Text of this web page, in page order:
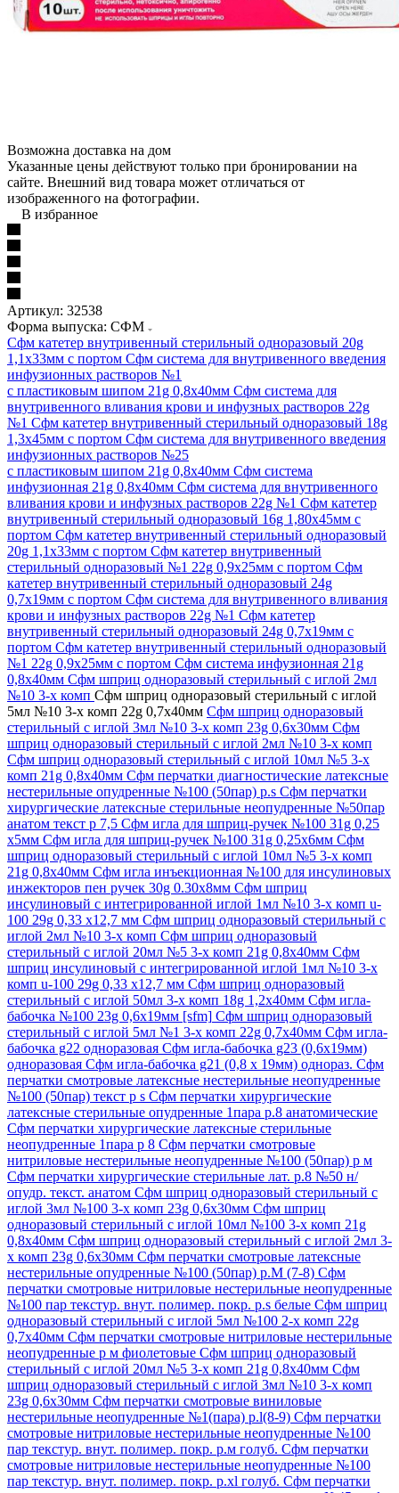
Возможна доставка на дом
Указанные цены действуют только при бронировании на
сайте. Внешний вид товара может отличаться от
изображенного на фотографии.
В избранное
Артикул: 32538
Форма выпуска: СФМ
Сфм катетер внутривенный стерильный одноразовый 20g
1,1х33мм с портом Сфм система для внутривенного введения
инфузионных растворов №1
с пластиковым шипом 21g 0,8х40мм Сфм система для
внутривенного вливания крови и инфузных растворов 22g
№1 Сфм катетер внутривенный стерильный одноразовый 18g
1,3х45мм с портом Сфм система для внутривенного введения
инфузионных растворов №25
с пластиковым шипом 21g 0,8х40мм Сфм система
инфузионная 21g 0,8х40мм Сфм система для внутривенного
вливания крови и инфузных растворов 22g №1 Сфм катетер
внутривенный стерильный одноразовый 16g 1,80х45мм с
портом Сфм катетер внутривенный стерильный одноразовый
20g 1,1х33мм с портом Сфм катетер внутривенный
стерильный одноразовый №1 22g 0,9х25мм с портом Сфм
катетер внутривенный стерильный одноразовый 24g
0,7х19мм с портом Сфм система для внутривенного вливания
крови и инфузных растворов 22g №1 Сфм катетер
внутривенный стерильный одноразовый 24g 0,7х19мм с
портом Сфм катетер внутривенный стерильный одноразовый
№1 22g 0,9х25мм с портом Сфм система инфузионная 21g
0,8х40мм Сфм шприц одноразовый стерильный с иглой 2мл
№10 3-х комп Сфм шприц одноразовый стерильный с иглой
5мл №10 3-х комп 22g 0,7х40мм Сфм шприц одноразовый
стерильный с иглой 3мл №10 3-х комп 23g 0,6х30мм Сфм
шприц одноразовый стерильный с иглой 2мл №10 3-х комп
Сфм шприц одноразовый стерильный с иглой 10мл №5 3-х
комп 21g 0,8х40мм Сфм перчатки диагностические латексные
нестерильные опудренные №100 (50пар) р.s Сфм перчатки
хирургические латексные стерильные неопудренные №50пар
анатом текст р 7,5 Сфм игла для шприц-ручек №100 31g 0,25
х5мм Сфм игла для шприц-ручек №100 31g 0,25х6мм Сфм
шприц одноразовый стерильный с иглой 10мл №5 3-х комп
21g 0,8х40мм Сфм игла инъекционная №100 для инсулиновых
инжекторов пен ручек 30g 0.30х8мм Сфм шприц
инсулиновый с интегрированной иглой 1мл №10 3-х комп u-
100 29g 0,33 х12,7 мм Сфм шприц одноразовый стерильный с
иглой 2мл №10 3-х комп Сфм шприц одноразовый
стерильный с иглой 20мл №5 3-х комп 21g 0,8х40мм Сфм
шприц инсулиновый с интегрированной иглой 1мл №10 3-х
комп u-100 29g 0,33 х12,7 мм Сфм шприц одноразовый
стерильный с иглой 50мл 3-х комп 18g 1,2х40мм Сфм игла-
бабочка №100 23g 0,6х19мм [sfm] Сфм шприц одноразовый
стерильный с иглой 5мл №1 3-х комп 22g 0,7х40мм Сфм игла-
бабочка g22 одноразовая Сфм игла-бабочка g23 (0,6х19мм)
одноразовая Сфм игла-бабочка g21 (0,8 х 19мм) однораз. Сфм
перчатки смотровые латексные нестерильные неопудренные
№100 (50пар) текст р s Сфм перчатки хирургические
латексные стерильные опудренные 1пара р.8 анатомические
Сфм перчатки хирургические латексные стерильные
неопудренные 1пара р 8 Сфм перчатки смотровые
нитриловые нестерильные неопудренные №100 (50пар) р м
Сфм перчатки хирургические стерильные лат. р.8 №50 н/
опудр. текст. анатом Сфм шприц одноразовый стерильный с
иглой 3мл №100 3-х комп 23g 0,6х30мм Сфм шприц
одноразовый стерильный с иглой 10мл №100 3-х комп 21g
0,8х40мм Сфм шприц одноразовый стерильный с иглой 2мл 3-
х комп 23g 0,6х30мм Сфм перчатки смотровые латексные
нестерильные опудренные №100 (50пар) р.М (7-8) Сфм
перчатки смотровые нитриловые нестерильные неопудренные
№100 пар текстур. внут. полимер. покр. р.s белые Сфм шприц
одноразовый стерильный с иглой 5мл №100 2-х комп 22g
0,7х40мм Сфм перчатки смотровые нитриловые нестерильные
неопудренные р м фиолетовые Сфм шприц одноразовый
стерильный с иглой 20мл №5 3-х комп 21g 0,8х40мм Сфм
шприц одноразовый стерильный с иглой 3мл №10 3-х комп
23g 0,6х30мм Сфм перчатки смотровые виниловые
нестерильные неопудренные №1(пара) р.l(8-9) Сфм перчатки
смотровые нитриловые нестерильные неопудренные №100
пар текстур. внут. полимер. покр. р.м голуб. Сфм перчатки
смотровые нитриловые нестерильные неопудренные №100
пар текстур. внут. полимер. покр. р.xl голуб. Сфм перчатки